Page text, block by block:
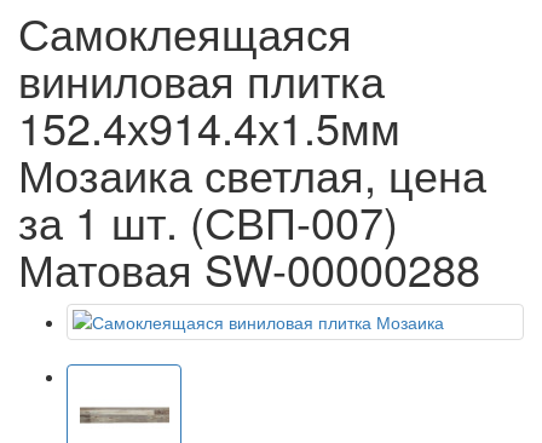
Самоклеящаяся
виниловая плитка
152.4х914.4х1.5мм
Мозаика светлая, цена
за 1 шт. (СВП-007)
Матовая SW-00000288